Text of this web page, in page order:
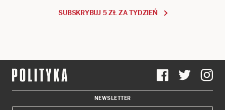
SUBSKRYBUJ 5 ZŁ ZA TYDZIEŃ
NEWSLETTER